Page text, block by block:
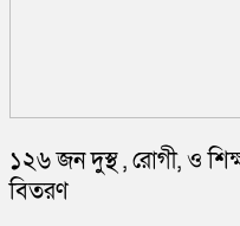
১২৬ জন দুস্থ , রোগী, ও
বিতরণ